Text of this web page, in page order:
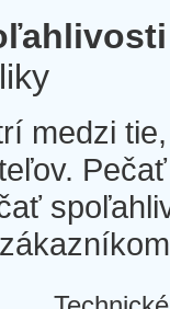
medzi